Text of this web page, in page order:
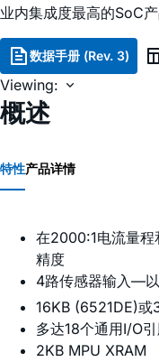
业内集成度最高的SoC
数据手册 (Rev. 3)
Viewing:
概述
特性产品详情
在2000:1电流量
精度
4路传感器输入—
16KB (6521DE)或
多达18个通用I/O
2KB MPU XRAM